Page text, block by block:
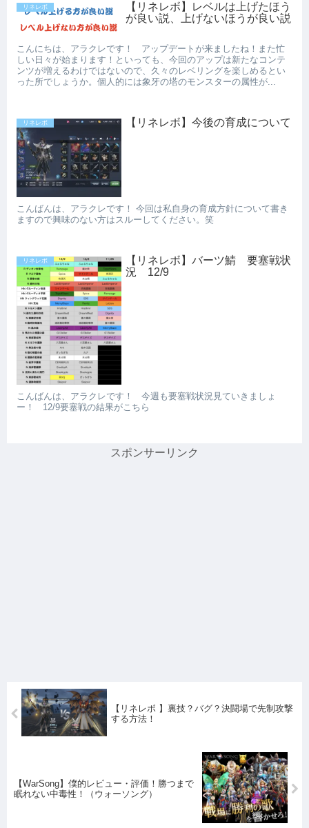
リネレボ
【リネレボ】レベルは上げたほう
が良い説、上げないほうが良い説
こんにちは、アラクレです！ アップデートが来ましたね！また忙
しい日々が始まります！といっても、今回のアップは新たなコンテ
ンツが増えるわけではないので、久々のレベリングを楽しめるとい
った所でしょうか。個人的には象牙の塔のモンスターの属性が...
リネレボ 【リネレボ】今後の育成について
こんばんは、アラクレです！ 今回は私自身の育成方針について書き
ますので興味のない方はスルーしてください。笑
リネレボ
【リネレボ】バーツ鯖 要塞戦状
況 12/9
こんばんは、アラクレです！ 今週も要塞戦状況見ていきましょ
ー！ 12/9要塞戦の結果がこちら
スポンサーリンク
【リネレボ 】裏技？バグ？決闘場で先制攻撃
する方法！
【WarSong】僕的レビュー・評価！勝つまで
眠れない中毒性！（ウォーソング）